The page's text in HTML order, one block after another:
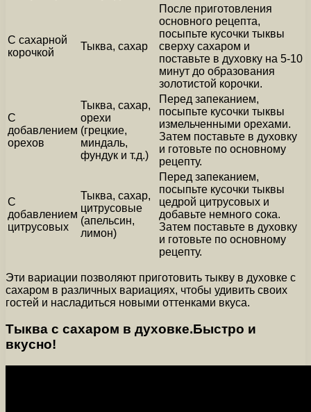
С сахарной
корочкой
Тыква, сахар
После приготовления
основного рецепта,
посыпьте кусочки тыквы
сверху сахаром и
поставьте в духовку на 5-10
минут до образования
золотистой корочки.
С
добавлением
орехов
Тыква, сахар,
орехи
(грецкие,
миндаль,
фундук и т.д.)
Перед запеканием,
посыпьте кусочки тыквы
измельченными орехами.
Затем поставьте в духовку
и готовьте по основному
рецепту.
С
добавлением
цитрусовых
Тыква, сахар,
цитрусовые
(апельсин,
лимон)
Перед запеканием,
посыпьте кусочки тыквы
цедрой цитрусовых и
добавьте немного сока.
Затем поставьте в духовку
и готовьте по основному
рецепту.
Эти вариации позволяют приготовить тыкву в духовке с
сахаром в различных вариациях, чтобы удивить своих
гостей и насладиться новыми оттенками вкуса.
Тыква с сахаром в духовке.Быстро и
вкусно!